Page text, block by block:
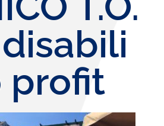
profit